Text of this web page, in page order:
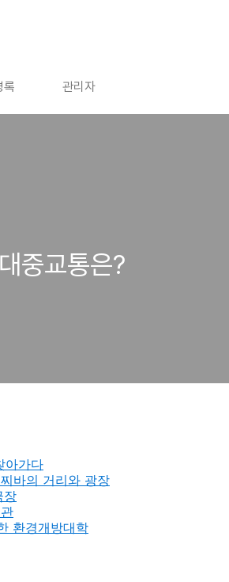
록 관리자
중교통은?
아가다
바의 거리와 광장
장
환경개방대학